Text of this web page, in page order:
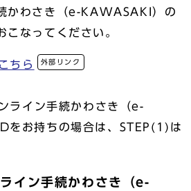
かわさき（e-KAWASAKI）の
こなってください。
ちら 外部リンク
ライン手続かわさき（e-
をお持ちの場合は、STEP(1)は
イン手続かわさき（e-